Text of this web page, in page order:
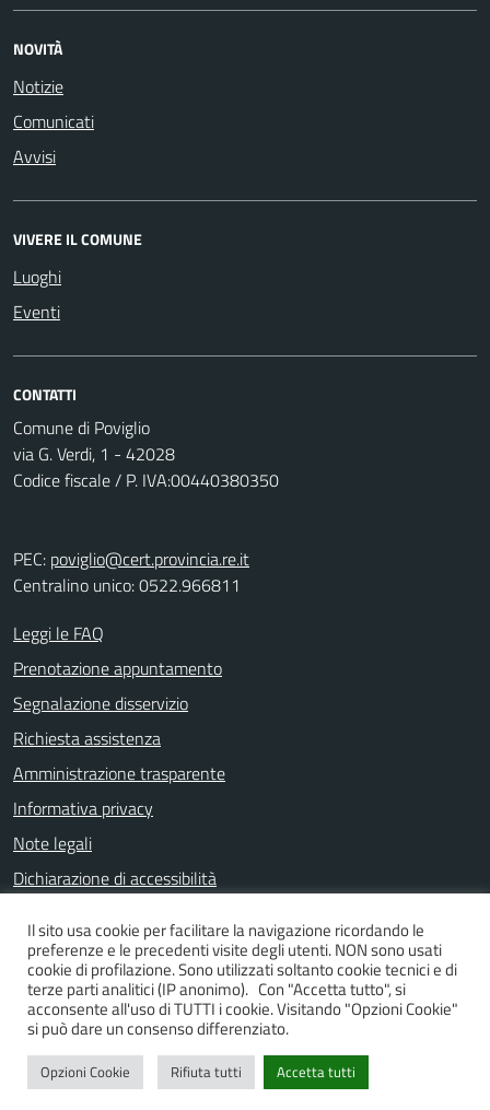
NOVITÀ
Notizie
Comunicati
Avvisi
VIVERE IL COMUNE
Luoghi
Eventi
CONTATTI
Comune di Poviglio
via G. Verdi, 1 - 42028
Codice fiscale / P. IVA:00440380350
PEC: poviglio@cert.provincia.re.it
Centralino unico: 0522.966811
Leggi le FAQ
Prenotazione appuntamento
Segnalazione disservizio
Richiesta assistenza
Amministrazione trasparente
Informativa privacy
Note legali
Dichiarazione di accessibilità
SEGUICI SU
FacebookInstagramYouTube
Il sito usa cookie per facilitare la navigazione ricordando le
preferenze e le precedenti visite degli utenti. NON sono usati
cookie di profilazione. Sono utilizzati soltanto cookie tecnici e di
terze parti analitici (IP anonimo). Con "Accetta tutto", si
acconsente all'uso di TUTTI i cookie. Visitando "Opzioni Cookie"
si può dare un consenso differenziato.
Opzioni Cookie Rifiuta tutti Accetta tutti